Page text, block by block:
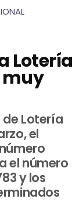
Lotería
muy
de Lotería
el
el número
y los